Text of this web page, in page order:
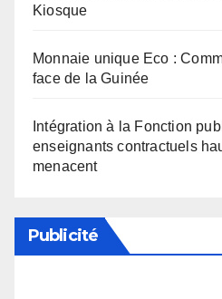
Kiosque
Monnaie unique Eco :
face de la Guinée
Intégration à la Fonction
enseignants contractuels
menacent
Publicité